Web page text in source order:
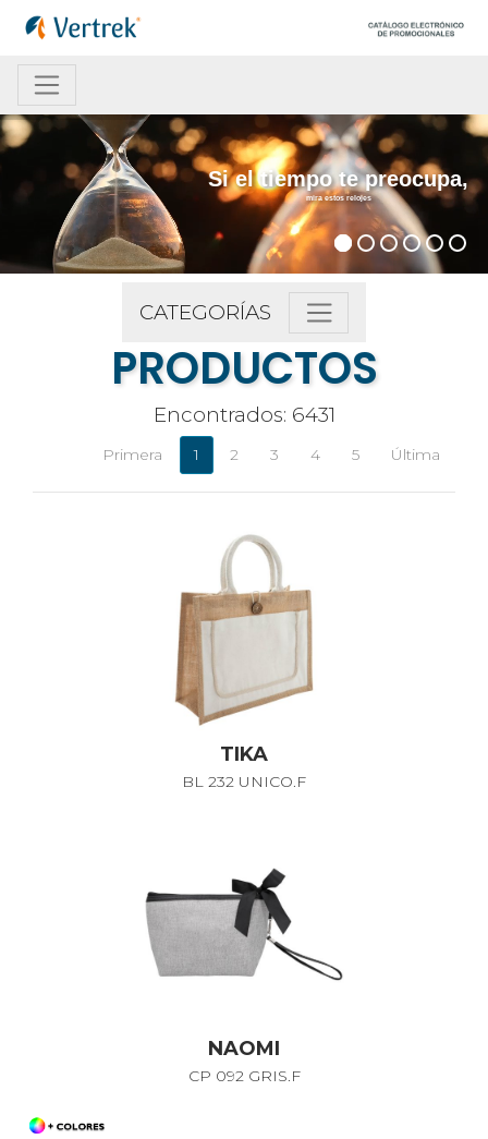
Si el tiempo te preocupa,
mira estos relojes
CATEGORÍAS
PRODUCTOS
Encontrados: 6431
Primera 1 2 3 4 5 Última
TIKA
BL 232 UNICO.F
NAOMI
CP 092 GRIS.F